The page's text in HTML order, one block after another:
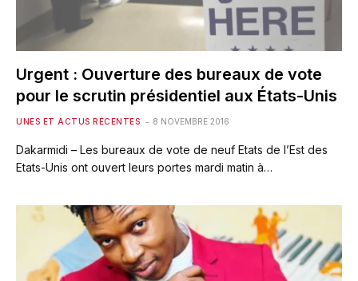
Urgent : Ouverture des bureaux de vote
pour le scrutin présidentiel aux États-Unis
UNES ET ACTUS RÉCENTES 8 NOVEMBRE 2016
Dakarmidi – Les bureaux de vote de neuf Etats de l’Est des
Etats-Unis ont ouvert leurs portes mardi matin à…